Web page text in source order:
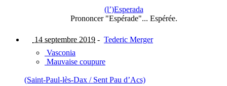
(l’)Esperada
Prononcer "Espérade"... Espérée.
14 septembre 2019 - Tederic Merger
Vasconia
Mauvaise coupure
(Saint-Paul-lès-Dax / Sent Pau d’Acs)